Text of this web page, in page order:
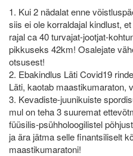
1. Kui 2 nädalat enne
siis ei ole korraldajal kindlust,
rajal ca 40 turvajat-jootjat-
pikkuseks 42km! Osalejate
otsusest!
2. Ebakindlus Läti Covid19
Läti, kaotab maastikumaraton,
3. Kevadiste-juunikuiste
mul on teha 3 suuremat
füüsilis-psühholoogilistel
ja ära jätma selle finantsiliselt
maastikumaratoni!